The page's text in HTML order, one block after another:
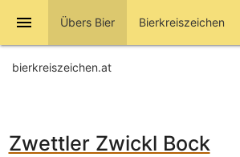
menu Übers Bier Bierkreiszeichen
bierkreiszeichen.at
Zwettler Zwickl Bock